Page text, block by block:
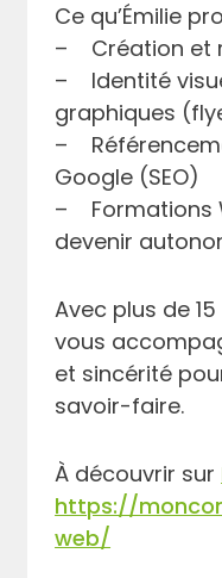
Ce qu’Émilie
–
Création et
–
Identité
graphiques
–
Google (SEO)
–
Formations
devenir
Avec plus de
vous
et sincérité
savoir-faire.
À découvrir sur
https://
web/